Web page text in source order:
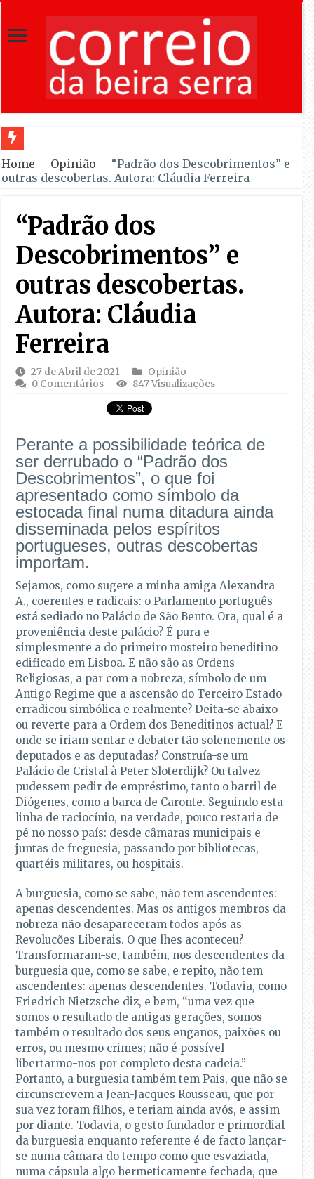
Seia assinala centenário de Almeida Santos com homenagens em
Home - Opinião - “Padrão dos Descobrimentos” e
outras descobertas. Autora: Cláudia Ferreira
“Padrão dos
Descobrimentos” e
outras descobertas.
Autora: Cláudia
Ferreira
27 de Abril de 2021
Opinião
0 Comentários
847 Visualizações
Perante a possibilidade teórica de
ser derrubado o “Padrão dos
Descobrimentos”, o que foi
apresentado como símbolo da
estocada final numa ditadura ainda
disseminada pelos espíritos
portugueses, outras descobertas
importam.
Sejamos, como sugere a minha amiga Alexandra
A., coerentes e radicais: o Parlamento português
está sediado no Palácio de São Bento. Ora, qual é a
proveniência deste palácio? É pura e
simplesmente a do primeiro mosteiro beneditino
edificado em Lisboa. E não são as Ordens
Religiosas, a par com a nobreza, símbolo de um
Antigo Regime que a ascensão do Terceiro Estado
erradicou simbólica e realmente? Deita-se abaixo
ou reverte para a Ordem dos Beneditinos actual? E
onde se iriam sentar e debater tão solenemente os
deputados e as deputadas? Construía-se um
Palácio de Cristal à Peter Sloterdijk? Ou talvez
pudessem pedir de empréstimo, tanto o barril de
Diógenes, como a barca de Caronte. Seguindo esta
linha de raciocínio, na verdade, pouco restaria de
pé no nosso país: desde câmaras municipais e
juntas de freguesia, passando por bibliotecas,
quartéis militares, ou hospitais.
A burguesia, como se sabe, não tem ascendentes:
apenas descendentes. Mas os antigos membros da
nobreza não desapareceram todos após as
Revoluções Liberais. O que lhes aconteceu?
Transformaram-se, também, nos descendentes da
burguesia que, como se sabe, e repito, não tem
ascendentes: apenas descendentes. Todavia, como
Friedrich Nietzsche diz, e bem, “uma vez que
somos o resultado de antigas gerações, somos
também o resultado dos seus enganos, paixões ou
erros, ou mesmo crimes; não é possível
libertarmo-nos por completo desta cadeia.”
Portanto, a burguesia também tem Pais, que não se
circunscrevem a Jean-Jacques Rousseau, que por
sua vez foram filhos, e teriam ainda avós, e assim
por diante. Todavia, o gesto fundador e primordial
da burguesia enquanto referente é de facto lançar-
se numa câmara do tempo como que esvaziada,
numa cápsula algo hermeticamente fechada, que